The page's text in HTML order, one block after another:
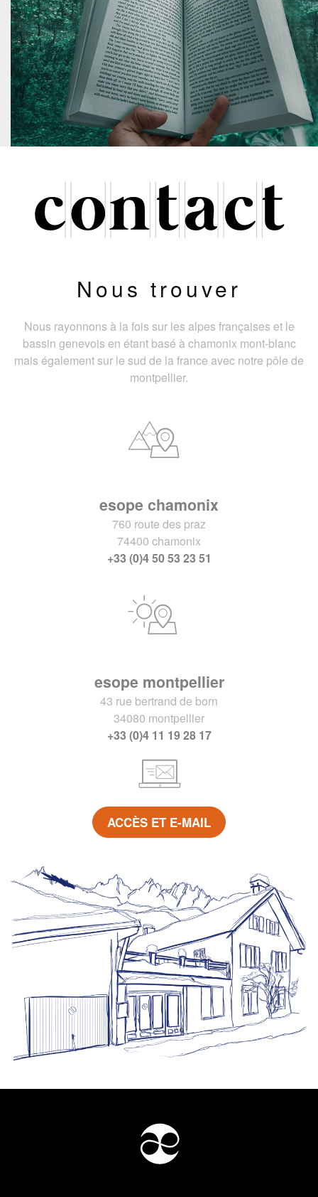
Nous trouver
Nous rayonnons à la fois sur les alpes françaises et le
bassin genevois en étant basé à chamonix mont-blanc
mais également sur le sud de la france avec notre pôle de
montpellier.
esope chamonix
760 route des praz
74400 chamonix
+33 (0)4 50 53 23 51
esope montpellier
43 rue bertrand de born
34080 montpellier
+33 (0)4 11 19 28 17
ACCÈS ET E-MAIL